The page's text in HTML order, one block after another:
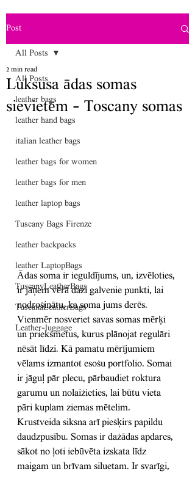
Post
All Posts
leather bags
leather hand bags
italian leather bags
leather bags for women
leather bags for men
leather laptop bags
Tuscany Bags Firenze
leather backpacks
leather LaptopBags
TuscanyLeatherBags
TuscanaLeatherBags
Leather-luggage
All Posts
Luksusa ādas somas
sievietēm - Toscany somas
2 min read
Ādas soma ir ieguldījums, un, izvēloties,
ir jāņem vērā daži galvenie punkti, lai
nodrošinātu, ka soma jums derēs.
Vienmēr nosveriet savas somas mērķi
un priekšmetus, kurus plānojat regulāri
nēsāt līdzi. Kā pamatu mērījumiem
vēlams izmantot esošu portfolio. Somai
ir jāguļ pār plecu, pārbaudiet roktura
garumu un nolaižieties, lai būtu vieta
pāri kuplam ziemas mētelim.
Krustveida siksna arī piešķirs papildu
daudzpusību. Somas ir dažādas apdares,
sākot no ļoti iebūvēta izskata līdz
maigam un brīvam siluetam. Ir svarīgi,